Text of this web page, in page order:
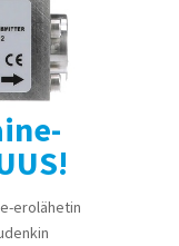
erolähetin